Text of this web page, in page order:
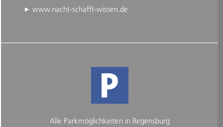
www.nacht-schafft-wissen.de
Alle Parkmöglichkeiten in Regensburg